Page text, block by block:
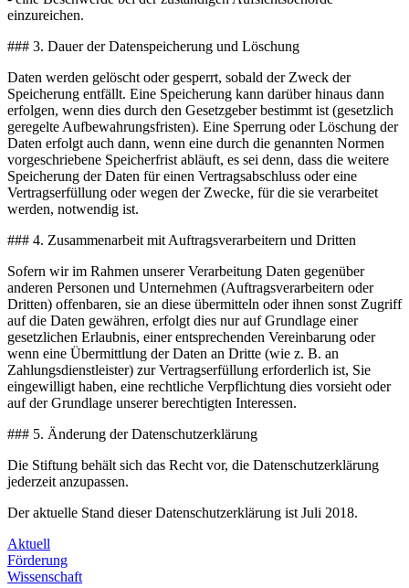
einzureichen.
### 3. Dauer der Datenspeicherung und Löschung
Daten werden gelöscht oder gesperrt, sobald der Zweck der
Speicherung entfällt. Eine Speicherung kann darüber hinaus dann
erfolgen, wenn dies durch den Gesetzgeber bestimmt ist (gesetzlich
geregelte Aufbewahrungsfristen). Eine Sperrung oder Löschung der
Daten erfolgt auch dann, wenn eine durch die genannten Normen
vorgeschriebene Speicherfrist abläuft, es sei denn, dass die weitere
Speicherung der Daten für einen Vertragsabschluss oder eine
Vertragserfüllung oder wegen der Zwecke, für die sie verarbeitet
werden, notwendig ist.
### 4. Zusammenarbeit mit Auftragsverarbeitern und Dritten
Sofern wir im Rahmen unserer Verarbeitung Daten gegenüber
anderen Personen und Unternehmen (Auftragsverarbeitern oder
Dritten) offenbaren, sie an diese übermitteln oder ihnen sonst Zugriff
auf die Daten gewähren, erfolgt dies nur auf Grundlage einer
gesetzlichen Erlaubnis, einer entsprechenden Vereinbarung oder
wenn eine Übermittlung der Daten an Dritte (wie z. B. an
Zahlungsdienstleister) zur Vertragserfüllung erforderlich ist, Sie
eingewilligt haben, eine rechtliche Verpflichtung dies vorsieht oder
auf der Grundlage unserer berechtigten Interessen.
### 5. Änderung der Datenschutzerklärung
Die Stiftung behält sich das Recht vor, die Datenschutzerklärung
jederzeit anzupassen.
Der aktuelle Stand dieser Datenschutzerklärung ist Juli 2018.
Aktuell
Förderung
Wissenschaft